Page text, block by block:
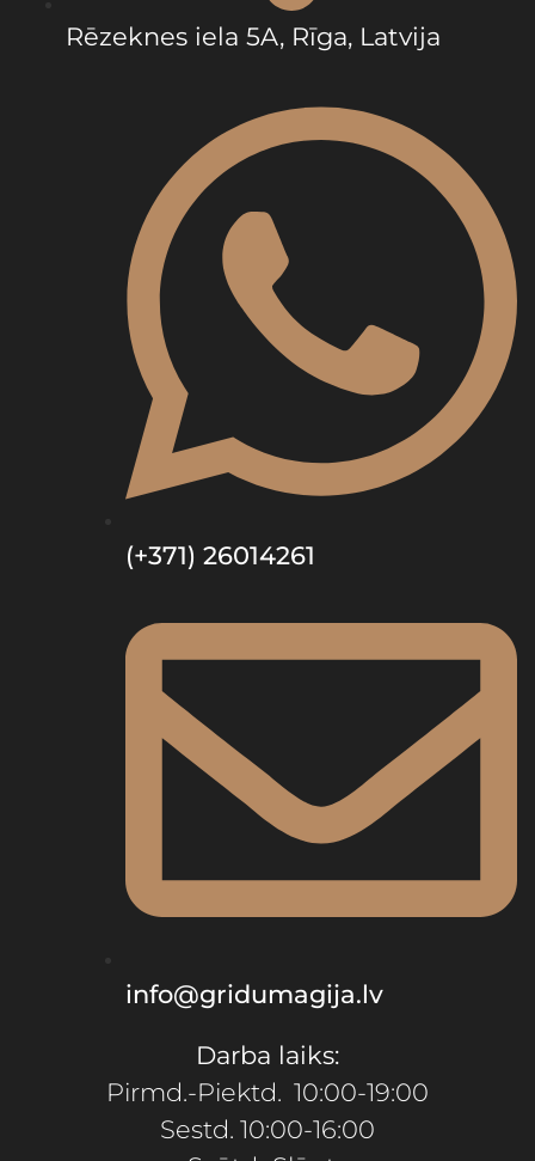
Rēzeknes iela 5A, Rīga, Latvija
(+371) 26014261
info@gridumagija.lv
Darba laiks:
Pirmd.-Piektd. 10:00-19:00
Sestd. 10:00-16:00